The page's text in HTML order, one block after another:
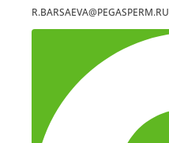
R.BARSAEVA@PEGASPERM.RU